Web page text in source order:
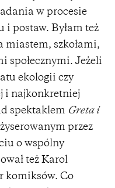
w procesie
i postaw. Byłam też
miastem, szkołami,
społecznymi. Jeżeli
ekologii czy
i najkonkretniej
spektaklem Greta i
przez
o wspólny
też Karol
komiksów. Co